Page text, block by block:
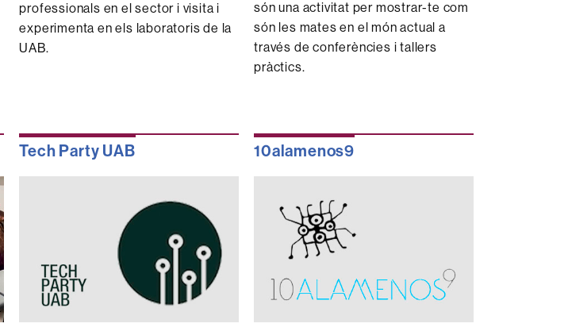
professionals en el sector i visita i
experimenta en els laboratoris de la
UAB.
són una activitat per mostrar-te com
són les mates en el món actual a
través de conferències i tallers
pràctics.
Tech Party UAB 10alamenos9